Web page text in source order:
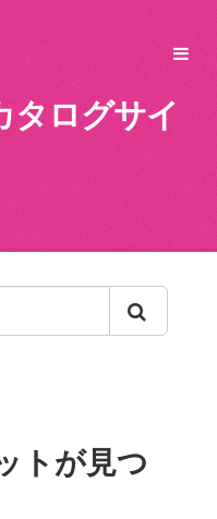
タログサイ
トが見つ